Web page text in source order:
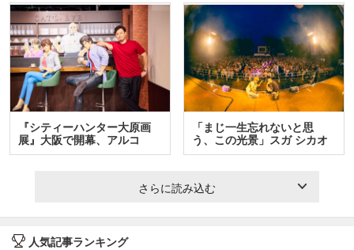
『シティーハンター大原画
展』大阪で開幕、アルコ
＆…
「まじ一生忘れないと思
う、この光景」スガ シカオ
と…
さらに読み込む
人気記事ランキング